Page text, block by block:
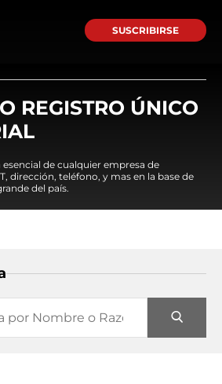
SUSCRIBIRSE
REGISTRO ÚNICO
de cualquier empresa de
dirección, teléfono, y mas en la base de
del país.